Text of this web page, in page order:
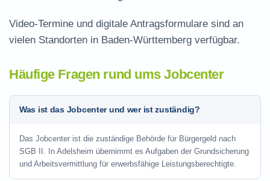
Video-Termine und digitale Antragsformulare sind an
vielen Standorten in Baden-Württemberg verfügbar.
Häufige Fragen rund ums Jobcenter
Was ist das Jobcenter und wer ist zuständig?
Das Jobcenter ist die zuständige Behörde für Bürgergeld nach
SGB II. In Adelsheim übernimmt es Aufgaben der Grundsicherung
und Arbeitsvermittlung für erwerbsfähige Leistungsberechtigte.